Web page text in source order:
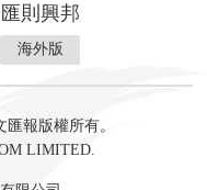
數字經濟
則興邦
海外版
報版權所有。
LIMITED.